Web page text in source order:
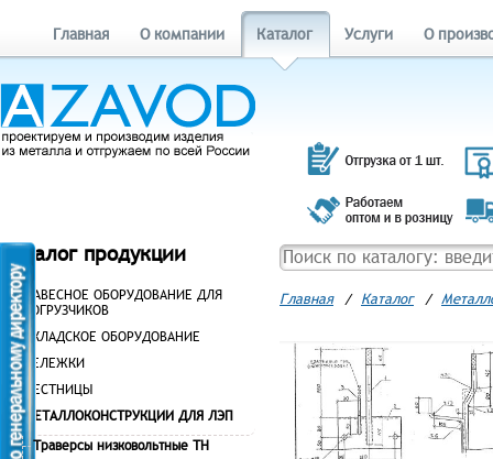
Главная О компании Каталог Услуги О
Каталог продукции
НАВЕСНОЕ ОБОРУДОВАНИЕ ДЛЯ
ПОГРУЗЧИКОВ
СКЛАДСКОЕ ОБОРУДОВАНИЕ
ТЕЛЕЖКИ
ЛЕСТНИЦЫ
МЕТАЛЛОКОНСТРУКЦИИ ДЛЯ ЛЭП
Траверсы низковольтные ТН
Главная / Каталог /